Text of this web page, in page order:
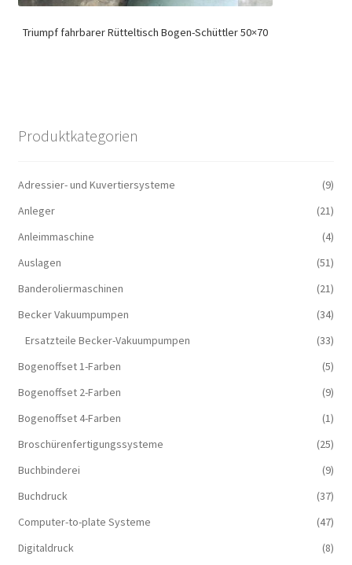
Triumpf fahrbarer Rütteltisch Bogen-Schüttler 50×70
Produktkategorien
Adressier- und Kuvertiersysteme
(9)
Anleger
(21)
Anleimmaschine
(4)
Auslagen
(51)
Banderoliermaschinen
(21)
Becker Vakuumpumpen
(34)
Ersatzteile Becker-Vakuumpumpen
(33)
Bogenoffset 1-Farben
(5)
Bogenoffset 2-Farben
(9)
Bogenoffset 4-Farben
(1)
Broschürenfertigungssysteme
(25)
Buchbinderei
(9)
Buchdruck
(37)
Computer-to-plate Systeme
(47)
Digitaldruck
(8)